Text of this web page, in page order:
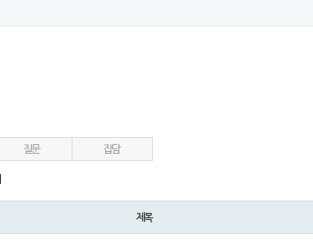
질문 잡담
제목